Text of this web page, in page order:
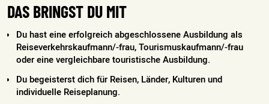
DAS BRINGST DU MIT
Du hast eine erfolgreich abgeschlossene Ausbildung als
Reiseverkehrskaufmann/-frau, Tourismuskaufmann/-frau
oder eine vergleichbare touristische Ausbildung.
Du begeisterst dich für Reisen, Länder, Kulturen und
individuelle Reiseplanung.